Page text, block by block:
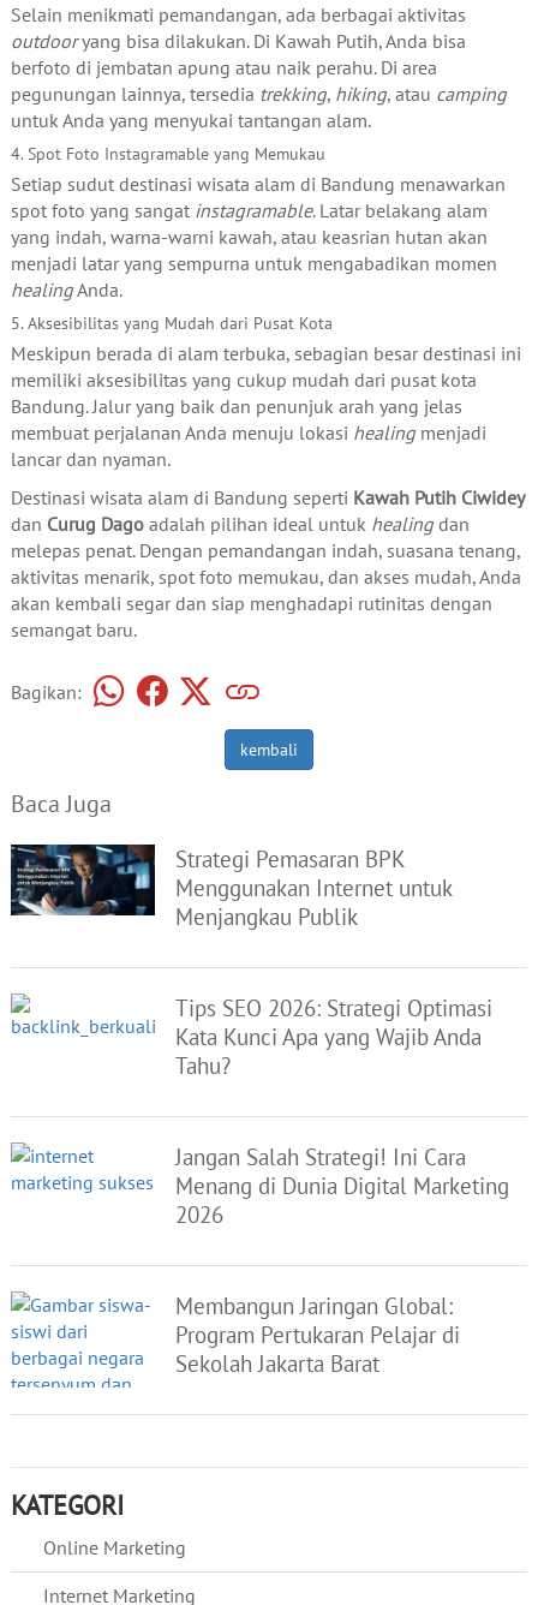
Selain menikmati pemandangan, ada berbagai aktivitas
outdooryang bisa dilakukan. Di Kawah Putih, Anda bisa
berfoto di jembatan apung atau naik perahu. Di area
pegunungan lainnya, tersedia trekking, hiking, atau camping
untuk Anda yang menyukai tantangan alam.
4. Spot Foto Instagramable yang Memukau
Setiap sudut destinasi wisata alam di Bandung menawarkan
spot foto yang sangat instagramable. Latar belakang alam
yang indah, warna-warni kawah, atau keasrian hutan akan
menjadi latar yang sempurna untuk mengabadikan momen
healingAnda.
5. Aksesibilitas yang Mudah dari Pusat Kota
Meskipun berada di alam terbuka, sebagian besar destinasi ini
memiliki aksesibilitas yang cukup mudah dari pusat kota
Bandung. Jalur yang baik dan penunjuk arah yang jelas
membuat perjalanan Anda menuju lokasi healingmenjadi
lancar dan nyaman.
Destinasi wisata alam di Bandung seperti Kawah Putih Ciwidey
dan Curug Dagoadalah pilihan ideal untuk healingdan
melepas penat. Dengan pemandangan indah, suasana tenang,
aktivitas menarik, spot foto memukau, dan akses mudah, Anda
akan kembali segar dan siap menghadapi rutinitas dengan
semangat baru.
Bagikan:
kembali
Baca Juga
Strategi Pemasaran BPK
Menggunakan Internet untuk
Menjangkau Publik
Tips SEO 2026: Strategi Optimasi
Kata Kunci Apa yang Wajib Anda
Tahu?
Jangan Salah Strategi! Ini Cara
Menang di Dunia Digital Marketing
2026
Membangun Jaringan Global:
Program Pertukaran Pelajar di
Sekolah Jakarta Barat
KATEGORI
Online Marketing
Internet Marketing